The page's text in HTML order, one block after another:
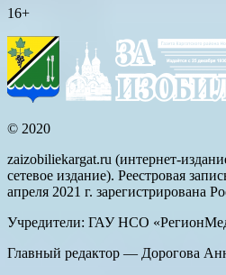
16+
© 2020
zaizobiliekargat.ru (интернет-
сетевое издание). Реестровая
апреля 2021 г. зарегистрирована
Учредители: ГАУ НСО
Главный редактор — Дорогова